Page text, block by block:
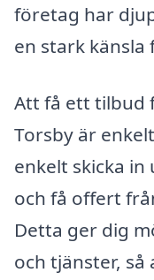
företag har
en stark känsla
Att få ett tilbud
Torsby är
enkelt skicka
och få offert
Detta ger dig
och tjänster,